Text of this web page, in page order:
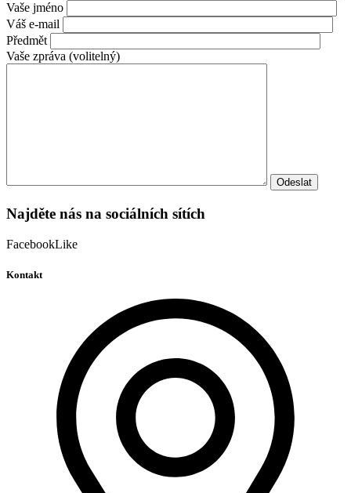
Vaše jméno
Váš e-mail
Předmět
Vaše zpráva (volitelný)
Najděte nás na sociálních sítích
FacebookLike
Kontakt